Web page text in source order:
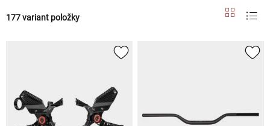
177 variant položky